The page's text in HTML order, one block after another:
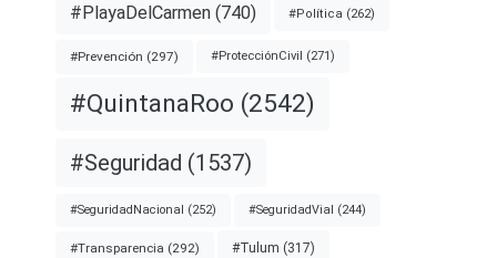
#PlayaDelCarmen (740) #Política (262)
#Prevención (297) #ProtecciónCivil (271)
#QuintanaRoo (2542)
#Seguridad (1537)
#SeguridadNacional (252) #SeguridadVial (244)
#Transparencia (292) #Tulum (317)